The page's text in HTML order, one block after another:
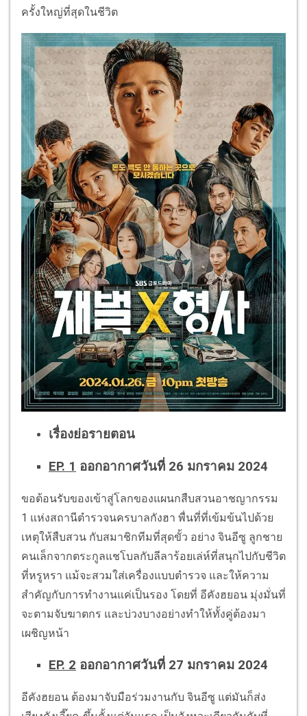
ครั้งใหญ่ที่สุดในชีวิต
เรื่องย่อรายตอน
EP. 1 ออกอากาศวันที่ 26 มกราคม 2024
ขอต้อนรับของเข้าสู่โลกของแผนกสืบสวนอาชญากรรม
1 แห่งสถานีตำรวจนครบาลกังฮา พื่นที่ที่เข้มข้นไปด้วย
เหตุให้สืบสวน กับสมาชิกทีมที่สุดขั้ว อย่าง จินอีซู ลูกชาย
คนเล็กจากตระกูลแชโบลกับลีลาร้อยเล่ห์ที่สนุกไปกับชีวิต
ที่หรูหรา แม้จะสวมใส่เครื่องแบบตำรวจ และให้ความ
สำคัญกับการทำงานแค่เป็นรอง โดยที่ อีคังฮยอน มุ่งมั่นที่
จะตามจับฆาตกร และบ่วงบางอย่างทำให้ทั้งคู่ต้องมา
เผชิญหน้า
EP. 2 ออกอากาศวันที่ 27 มกราคม 2024
อีคังฮยอน ต้องมาจับมือร่วมงานกับ จินอีซู แต่มันก็ส่ง